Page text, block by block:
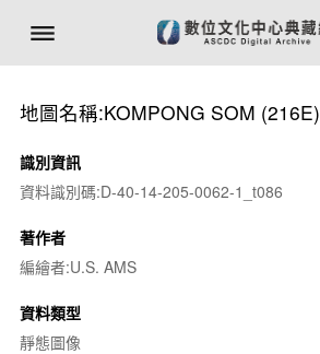
地圖名稱:KOMPONG SOM (216E)
識別資訊
資料識別碼:D-40-14-205-0062-1_t086
著作者
編繪者:U.S. AMS
資料類型
靜態圖像